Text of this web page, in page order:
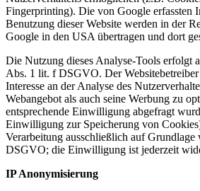
Fingerprinting). Die von Google erfassten
Benutzung dieser Website werden in der
Google in den USA übertragen und dort
Die Nutzung dieses Analyse-Tools erfolgt
Abs. 1 lit. f DSGVO. Der Websitebetreiber
Interesse an der Analyse des
Webangebot als auch seine Werbung zu
entsprechende Einwilligung abgefragt
Einwilligung zur Speicherung von
Verarbeitung ausschließlich auf
DSGVO; die Einwilligung ist jederzeit
IP Anonymisierung